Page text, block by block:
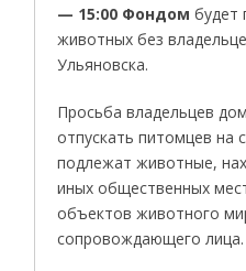
— 15:00 Фондомбудет
животных без
Ульяновска.
Просьба владельцев
отпускать питомцев на
подлежат животные,
иных общественных
объектов животного
сопровождающего лица.